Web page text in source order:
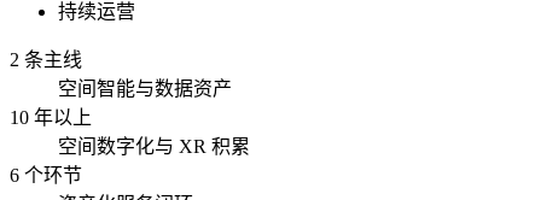
持续运营
2 条主线
空间智能与数据资产
10 年以上
空间数字化与 XR 积累
6 个环节